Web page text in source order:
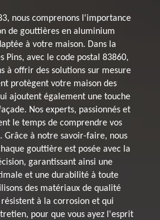
nous comprenons l'importance
de gouttières en aluminium
à votre maison. Dans la
Pins, avec le code postal 83860,
à offrir des solutions sur mesure
protègent votre maison des
ajoutent également une touche
Nos experts, passionnés et
le temps de comprendre vos
Grâce à notre savoir-faire, nous
gouttière est posée avec la
garantissant ainsi une
et une durabilité à toute
des matériaux de qualité
à la corrosion et qui
pour que vous ayez l'esprit